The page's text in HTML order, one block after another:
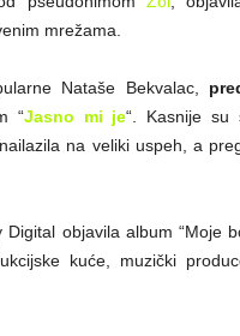
mrežama.
Nataše Bekvalac,
“Jasno mi je“. Kasnije su
na veliki uspeh, a
objavila album “Moje
kuće, muzički